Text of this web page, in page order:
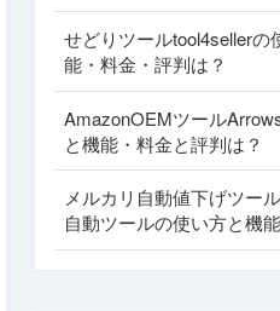
せどりツールtool4sellerの
能・料金・評判は？
AmazonOEMツール
と機能・料金と評判は？
メルカリ自動値下げツー
自動ツールの使い方と機